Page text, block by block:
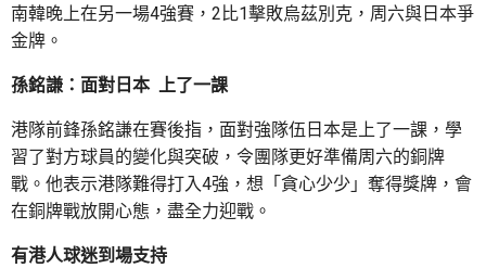
南韓晚上在另一場4強賽，2比1擊敗烏茲別克，周六與日本爭
金牌。
孫銘謙：面對日本 上了一課
港隊前鋒孫銘謙在賽後指，面對強隊伍日本是上了一課，學
習了對方球員的變化與突破，令團隊更好準備周六的銅牌
戰。他表示港隊難得打入4強，想「貪心少少」奪得獎牌，會
在銅牌戰放開心態，盡全力迎戰。
有港人球迷到場支持